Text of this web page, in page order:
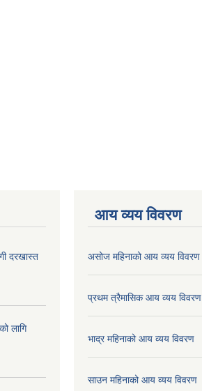
दरखास्त
लागि
आय व्यय विवरण
असोज महिनाको आय व्यय विवरण
प्रथम त्रैमासिक आय व्यय विवरण
भाद्र महिनाको आय व्यय विवरण
साउन महिनाको आय व्यय विवरण